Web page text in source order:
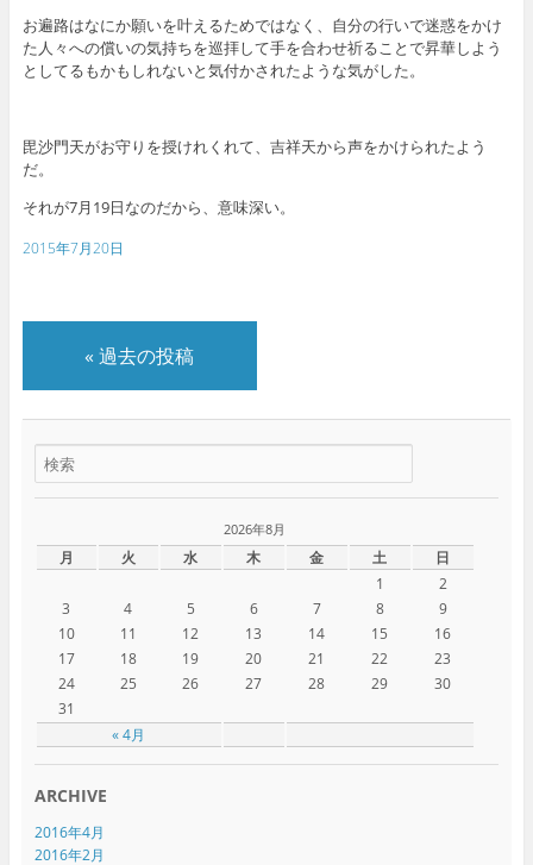
お遍路はなにか願いを叶えるためではなく、自分の行いで迷惑をかけ
た人々への償いの気持ちを巡拝して手を合わせ祈ることで昇華しよう
としてるもかもしれないと気付かされたような気がした。
毘沙門天がお守りを授けれくれて、吉祥天から声をかけられたよう
だ。
それが7月19日なのだから、意味深い。
2015年7月20日
« 過去の投稿
2026年8月
月 火 水 木 金 土 日
« 4月
1
2
3
4 5 6 7 8
9
10
11 12 13 14 15
16
17
18 19 20 21 22
23
24
25 26 27 28 29
30
31
ARCHIVE
2016年4月
2016年2月